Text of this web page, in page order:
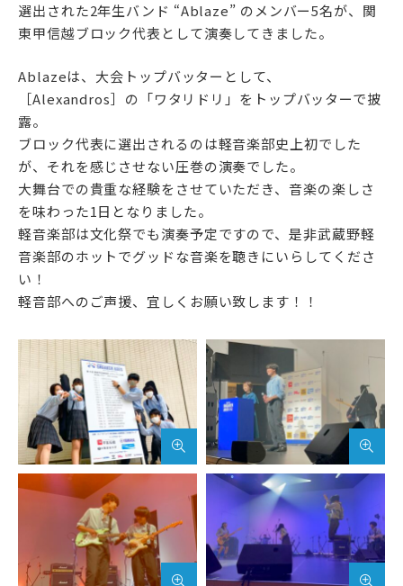
資料請求・お問い合わせ
アクセス サイトマップ
サイトポリシー・プライ
バシーポリシー
follow us
公式SNSアカウント
武蔵野学院
武蔵野学院大学大学院
武蔵野学院大学
武蔵野短期大学
選出された2年生バンド “Ablaze” のメンバー5名が、関
東甲信越ブロック代表として演奏してきました。
Ablazeは、大会トップバッターとして、
［Alexandros］の「ワタリドリ」をトップバッターで披
露。
ブロック代表に選出されるのは軽音楽部史上初でした
が、それを感じさせない圧巻の演奏でした。
大舞台での貴重な経験をさせていただき、音楽の楽しさ
を味わった1日となりました。
軽音楽部は文化祭でも演奏予定ですので、是非武蔵野軽
音楽部のホットでグッドな音楽を聴きにいらしてくださ
い！
軽音部へのご声援、宜しくお願い致します！！